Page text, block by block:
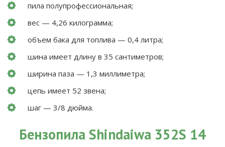
пила полупрофессиональная;
вес — 4,26 килограмма;
объем бака для топлива — 0,4 литра;
шина имеет длину в 35 сантиметров;
ширина паза — 1,3 миллиметра;
цепь имеет 52 звена;
шаг — 3/8 дюйма.
Бензопила Shindaiwa 352S 14